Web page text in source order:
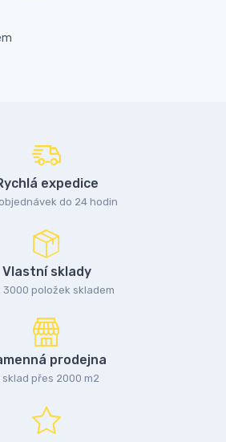
expedice
do 24 hodin
Vlastní sklady
3000 položek skladem
prodejna
sklad přes 2000 m2